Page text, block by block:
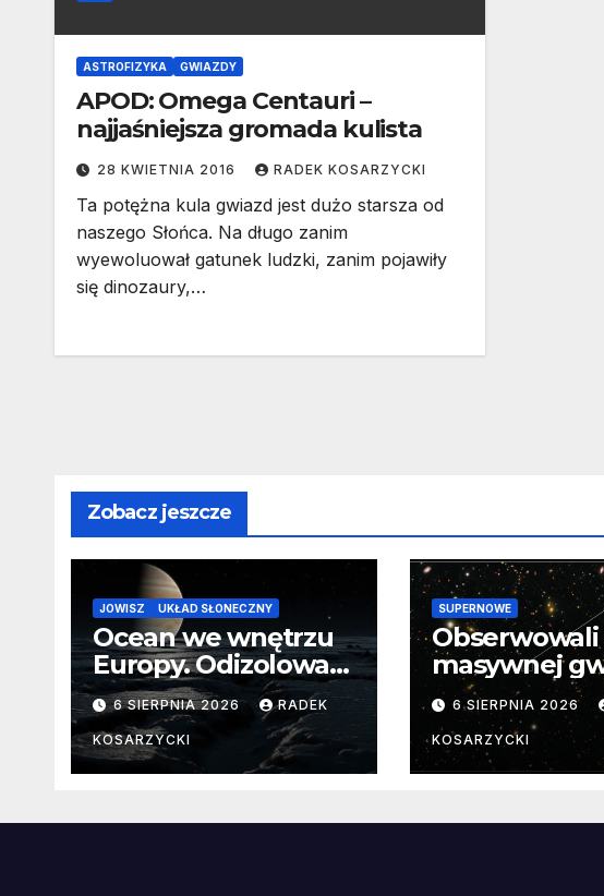
ASTROFIZYKA GWIAZDY
APOD: Omega Centauri –
najjaśniejsza gromada kulista
28 KWIETNIA 2016 RADEK KOSARZYCKI
Ta potężna kula gwiazd jest dużo starsza od
naszego Słońca. Na długo zanim
wyewoluował gatunek ludzki, zanim pojawiły
się dinozaury,…
Zobacz jeszcze
JOWISZ UKŁAD SŁONECZNY
Ocean we wnętrzu
Europy. Odizolowani
przez lodową
barierę
6 SIERPNIA 2026 RADEK
KOSARZYCKI
SUPERNOWE
masywnej
od samego
początku.
Niezwykle
dane
6 SIERPNIA 2026
KOSARZYCKI